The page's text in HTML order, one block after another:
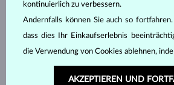
MORGANIT
692 €
SAPHIR ROSA
AUF LAGER
kontinuierlich zu verbessern.
Andernfalls können Sie auch so
dass dies Ihr Einkaufserlebnis
die Verwendung von Cookies ablehnen,
AKZEPTIEREN UND